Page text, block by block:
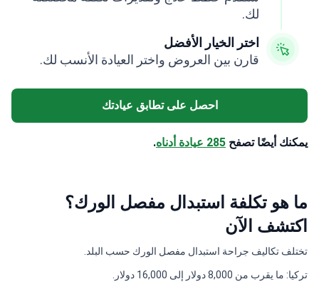
لك.
اختر الخيار الأفضل
قارن بين العروض واختر العيادة الأنسب لك.
احصل على تطابق عيادتك
يمكنك أيضًا تصفح 285 عيادة أدناه .
ما هو تكلفة استبدال مفصل الورك؟
اكتشف الآن
تختلف تكاليف جراحة استبدال مفصل الورك حسب البلد.
تركيا: ما يقرب من 8,000 دولار إلى 16,000 دولار.